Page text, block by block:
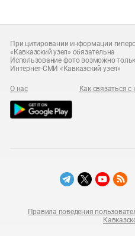
При цитировании информации
«Кавказский узел» обязательна
Использование фото возможно
Интернет-СМИ «Кавказский узел»
О нас Как связаться с
Правила поведения